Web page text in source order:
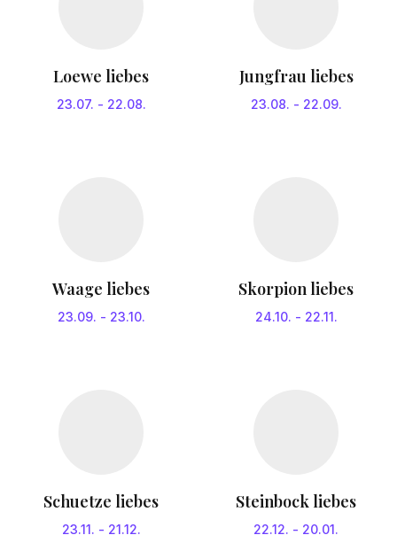
Loewe liebes
23.07. - 22.08.
Jungfrau liebes
23.08. - 22.09.
Waage liebes
23.09. - 23.10.
Skorpion liebes
24.10. - 22.11.
Schuetze liebes
23.11. - 21.12.
Steinbock liebes
22.12. - 20.01.